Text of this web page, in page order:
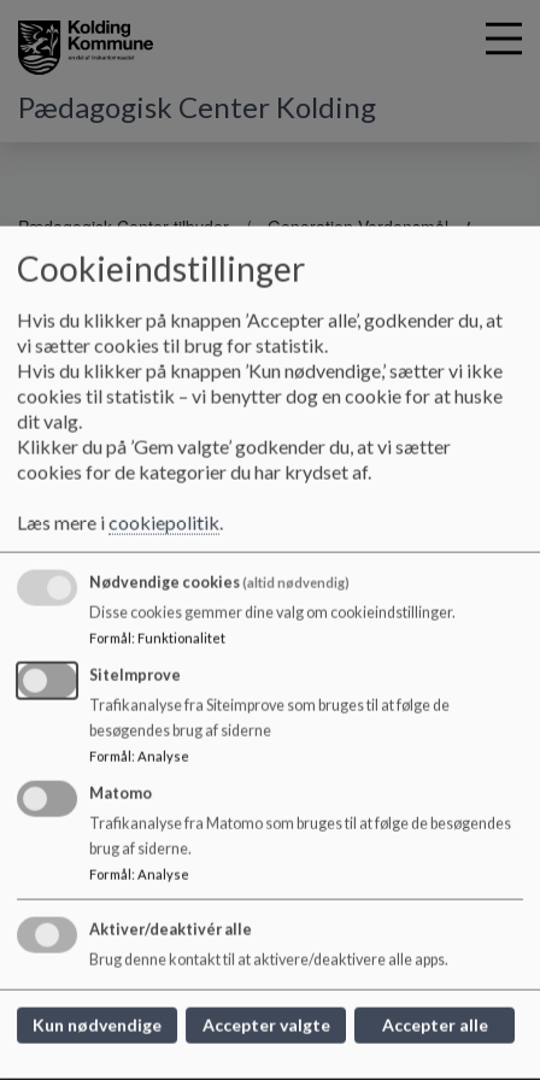
o
Pædagogisk Center Kolding
Pædagogisk Center tilbyder
Generation Verdensmål
Verdensugen uge 46
Verdensugen uge 46
Hvert år i uge 46 opfordres alle folkeskoler i Kolding
Kommune til at arbejde fokuseret med FN's 17 Verdensmål.
Der er fokus på vores planet og på den generation af
for bæredygtig udvikling er et skridt i den rigtige retning.
Foruden de 17 overordnede mål indeholder indsatsen fra FN
også 169 delmål.
Dokumenter
Indbydelsen til skolerne
Steen Hildebrandt om Verdensmålene
Pædagogisk Center
Dyrehavevej 116, 6000 Kolding
pc@kolding.dk
Cookieindstillinger
Hvis du klikker på knappen ’Accepter alle’, godkender du, at
vi sætter cookies til brug for statistik.
Hvis du klikker på knappen ’Kun nødvendige,’ sætter vi ikke
cookies til statistik – vi benytter dog en cookie for at huske
dit valg.
Klikker du på ’Gem valgte’ godkender du, at vi sætter
cookies for de kategorier du har krydset af.
Læs mere icookiepolitik.
Nødvendige cookies(altid nødvendig)
Disse cookies gemmer dine valg om cookieindstillinger.
Formål: Funktionalitet
SiteImprove
Trafikanalyse fra Siteimprove som bruges til at følge de
besøgendes brug af siderne
Formål: Analyse
Matomo
Trafikanalyse fra Matomo som bruges til at følge de besøgendes
brug af siderne.
Formål: Analyse
Aktiver/deaktivér alle
Brug denne kontakt til at aktivere/deaktivere alle apps.
Kun nødvendige Accepter valgte Accepter alle